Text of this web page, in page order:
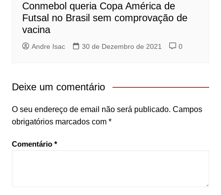
Conmebol queria Copa América de
Futsal no Brasil sem comprovação de
vacina
Andre Isac 30 de Dezembro de 2021 0
Deixe um comentário
O seu endereço de email não será publicado. Campos
obrigatórios marcados com *
Comentário *